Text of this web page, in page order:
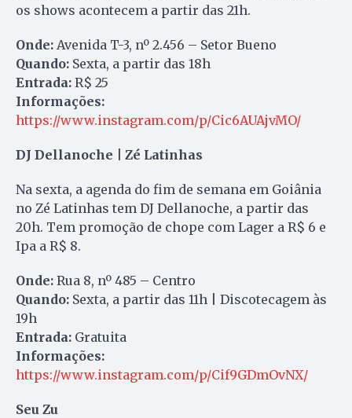
os shows acontecem a partir das 21h.
Onde: Avenida T-3, nº 2.456 – Setor Bueno
Quando: Sexta, a partir das 18h
Entrada: R$ 25
Informações:
https://www.instagram.com/p/Cic6AUAjvMO/
DJ Dellanoche | Zé Latinhas
Na sexta, a agenda do fim de semana em Goiânia
no Zé Latinhas tem DJ Dellanoche, a partir das
20h. Tem promoção de chope com Lager a R$ 6 e
Ipa a R$ 8.
Onde: Rua 8, nº 485 – Centro
Quando: Sexta, a partir das 11h | Discotecagem às
19h
Entrada: Gratuita
Informações:
https://www.instagram.com/p/Cif9GDmOvNX/
Seu Zu